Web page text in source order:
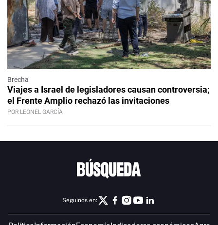
Brecha
Viajes a Israel de legisladores causan controversia;
el Frente Amplio rechazó las invitaciones
POR LEONEL GARCÍA
Seguinos en: